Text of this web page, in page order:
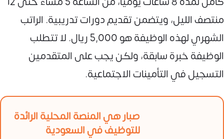
منتصف الليل، ويتضمن تقديم دورات تدريبية. الراتب
الشهري لهذه الوظيفة هو 5,000 ريال. لا تتطلب
الوظيفة خبرة سابقة، ولكن يجب على المتقدمين
التسجيل في التأمينات الاجتماعية.
صبار هي المنصة المحلية الرائدة
للتوظيف في السعودية